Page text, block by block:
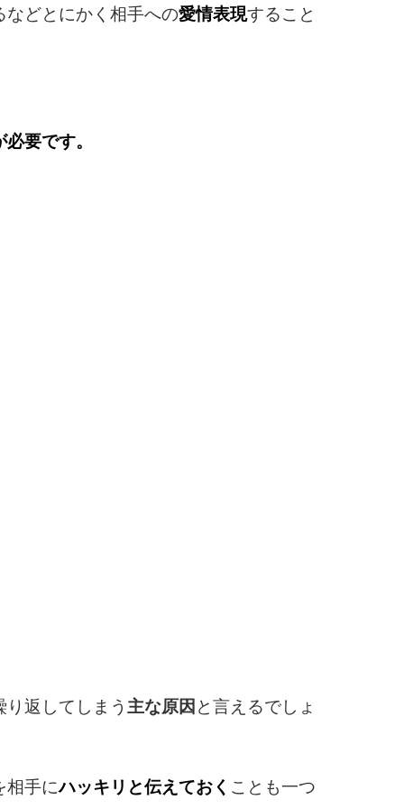
などとにかく相手への愛情表現すること
要です。
返してしまう 主な原因 と言えるでしょ
相手にハッキリと伝えておく ことも一つ